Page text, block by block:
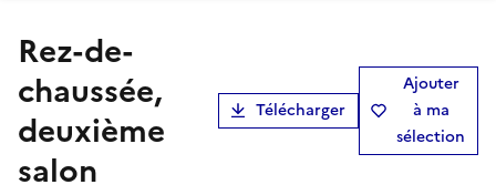
rez-de-
chaussée,
deuxième
salon
Télécharger
Ajouter
à ma
sélection